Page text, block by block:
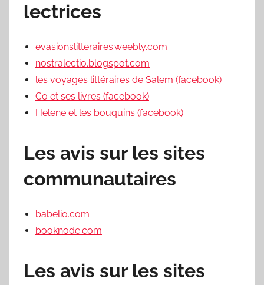
lectrices
evasionslitteraires.weebly.com
nostralectio.blogspot.com
les voyages littéraires de Salem (facebook)
Co et ses livres (facebook)
Helene et les bouquins (facebook)
Les avis sur les sites
communautaires
babelio.com
booknode.com
Les avis sur les sites